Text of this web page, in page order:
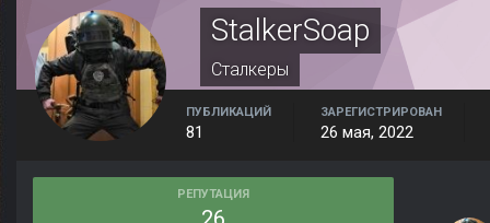
StalkerSoap
Сталкеры
ПУБЛИКАЦИЙ
81
ЗАРЕГИСТРИРОВАН
26 мая, 2022
РЕПУТАЦИЯ